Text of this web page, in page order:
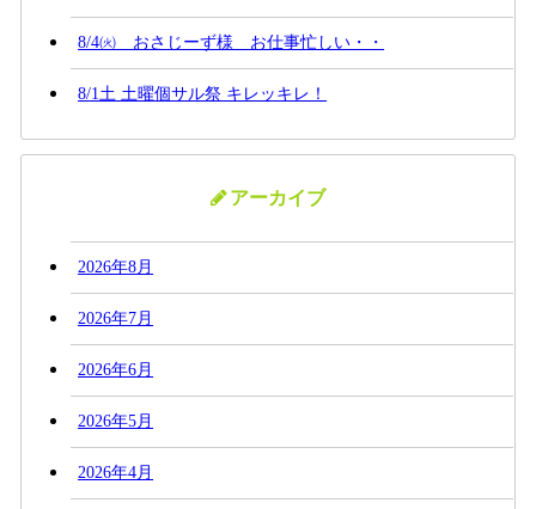
8/4㈫ おさじーず様 お仕事忙しい・・
8/1土 土曜個サル祭 キレッキレ！
アーカイブ
2026年8月
2026年7月
2026年6月
2026年5月
2026年4月